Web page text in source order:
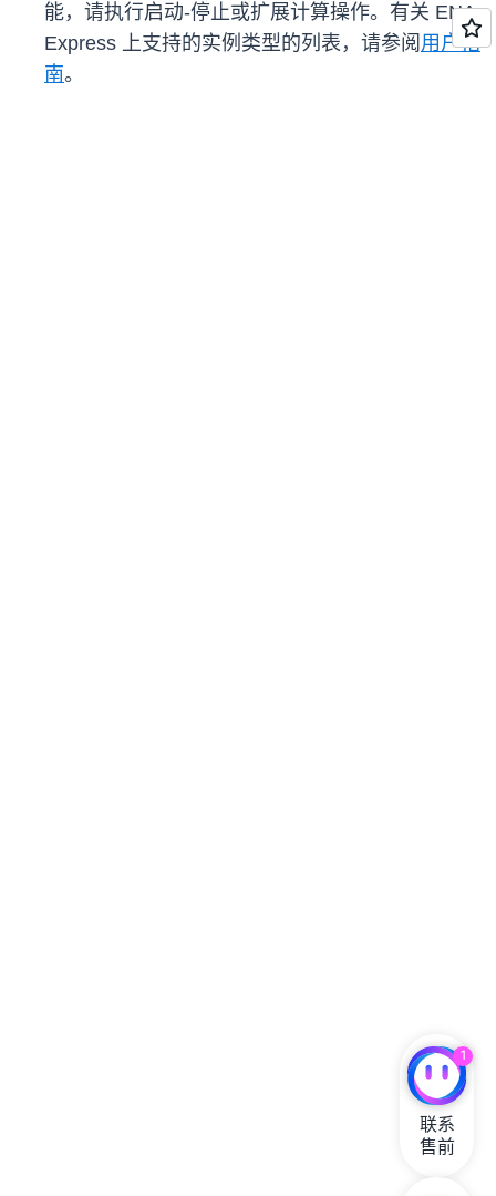
能，请执行启动-停止或扩展计算操作。有关 ENA
Express 上支持的实例类型的列表，请参阅 用户指
南。
1
联系
售前